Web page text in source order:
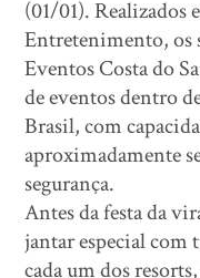
(01/01). Realizados
Entretenimento, os
Eventos Costa do
de eventos dentro
Brasil, com
aproximadamente
segurança.
Antes da festa da
jantar especial com
cada um dos